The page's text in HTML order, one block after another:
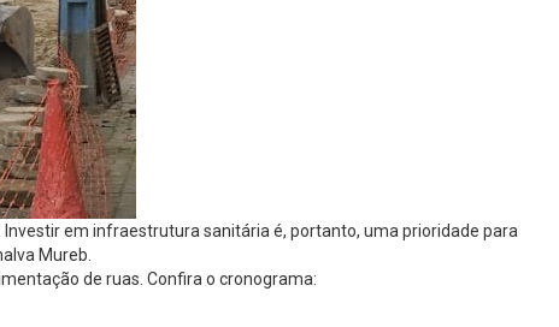
em infraestrutura sanitária é, portanto, uma prioridade para
Mureb.
de ruas. Confira o cronograma: